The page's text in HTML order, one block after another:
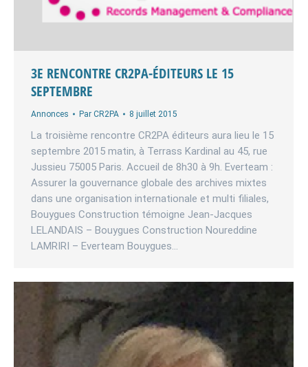
3E RENCONTRE CR2PA-ÉDITEURS LE 15
SEPTEMBRE
Annonces Par CR2PA 8 juillet 2015
La troisième rencontre CR2PA éditeurs aura lieu le 15
septembre 2015 matin, à Terrass Kardinal au 45, rue
Jussieu 75005 Paris. Accueil de 8h30 à 9h. Everteam :
Assurer la gouvernance globale des archives mixtes
dans une organisation internationale et multi filiales,
Bouygues Construction témoigne Jean-Jacques
LELANDAIS – Bouygues Construction Noureddine
LAMRIRI – Everteam Bouygues…